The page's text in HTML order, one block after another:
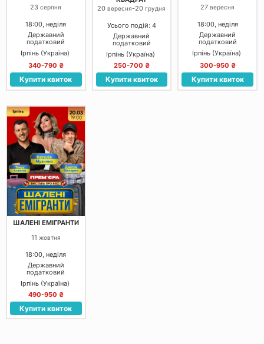
23серпня
18:00, неділя
Державний
податковий
університет
Ірпінь (Україна)
340-790 ₴
Купити квиток
20вересня-20грудня
Усього подій: 4
Державний
податковий
університет
Ірпінь (Україна)
250-700 ₴
Купити квиток
27вересня
18:00, неділя
Державний
податковий
університет
Ірпінь (Україна)
300-950 ₴
Купити квиток
ШАЛЕНІ ЕМІГРАНТИ
11 жовтня
18:00, неділя
Державний
податковий
університет
Ірпінь (Україна)
490-950 ₴
Купити квиток